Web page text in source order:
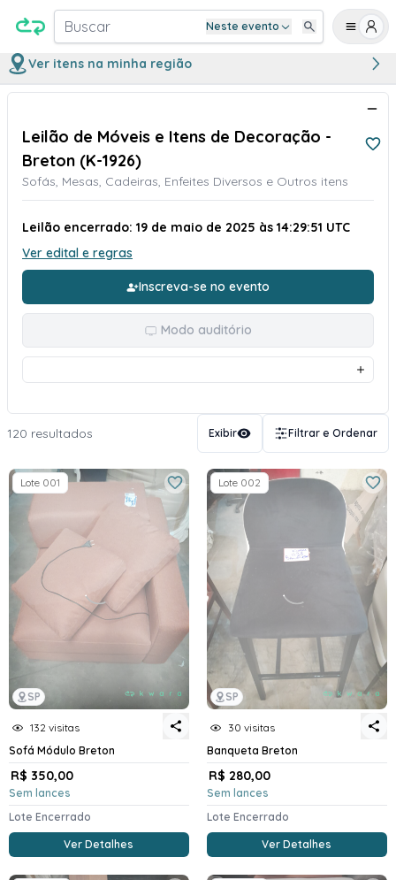
Buscar Neste evento
Ver itens na minha região
Leilão de Móveis e Itens de Decoração -
Breton (K-1926)
Sofás, Mesas, Cadeiras, Enfeites Diversos e Outros itens
Leilão encerrado: 19 de maio de 2025 às 14:29:51 UTC
Ver edital e regras
Inscreva-se no evento
Modo auditório
120 resultados Exibir Filtrar e Ordenar
SP
Lote 001
132 visitas
Sofá Módulo Breton
R$ 350,00
Sem lances
Lote Encerrado
Ver Detalhes
SP
Lote 002
30 visitas
Banqueta Breton
R$ 280,00
Sem lances
Lote Encerrado
Ver Detalhes